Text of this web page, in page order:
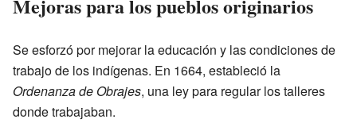
Mejoras para los pueblos originarios
Se esforzó por mejorar la educación y las condiciones de
trabajo de los indígenas. En 1664, estableció la
Ordenanza de Obrajes, una ley para regular los talleres
donde trabajaban.